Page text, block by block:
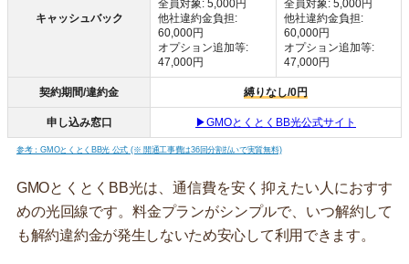
キャッシュバック
全員対象: 5,000円
他社違約金負担:
60,000円
オプション追加等:
47,000円
全員対象: 5,000円
他社違約金負担:
60,000円
オプション追加等:
47,000円
契約期間/違約金 縛りなし/0円
申し込み窓口 ▶GMOとくとくBB光公式サイト
参考：GMOとくとくBB光 公式 (※ 開通工事費は36回分割払いで実質無料)
GMOとくとくBB光は、通信費を安く抑えたい人におすす
めの光回線です。料金プランがシンプルで、いつ解約して
も解約違約金が発生しないため安心して利用できます。